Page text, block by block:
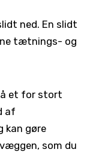
ned. En slidt
tætnings- og
et for stort
af
kan gøre
som du